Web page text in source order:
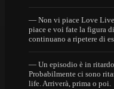
— Non vi piace Love
piace e voi fate la figura
continuano a ripetere di
— Un episodio è in
Probabilmente ci sono
life. Arriverà, prima o poi.